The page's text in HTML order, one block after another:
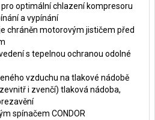
optimální chlazení kompresoru
a vypínání
chráněn motorovým jističem před
s tepelnou ochranou odolné
vzduchu na tlakové nádobě
i zvenčí) tlaková nádoba,
spínačem CONDOR